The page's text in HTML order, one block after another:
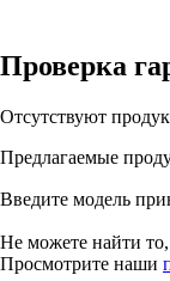
Проверка
Отсутствуют
Предлагаемые
Введите модель
Не можете найти
Просмотрите наши